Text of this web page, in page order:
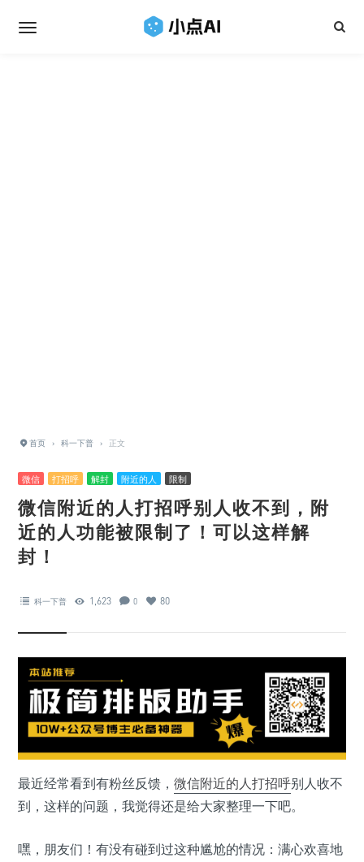
首页 › 科一下普 › 正文
微信 打招呼 解封 附近的人 限制
微信附近的人打招呼别人收不到，附
近的人功能被限制了！可以这样解
封！
科一下普 1,623 0 80
最近经常看到有粉丝反馈， 微信附近的人打招呼别人收不
到，这样的问题，我觉得还是给大家整理一下吧。
嘿，朋友们！有没有碰到过这种尴尬的情况：满心欢喜地